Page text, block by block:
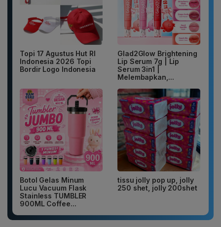
Topi 17 Agustus Hut RI
Indonesia 2026 Topi
Bordir Logo Indonesia
Glad2Glow Brightening
Lip Serum 7g | Lip
Serum 3in1 |
Melembapkan,...
Botol Gelas Minum
Lucu Vacuum Flask
Stainless TUMBLER
900ML Coffee...
tissu jolly pop up, jolly
250 shet, jolly 200shet